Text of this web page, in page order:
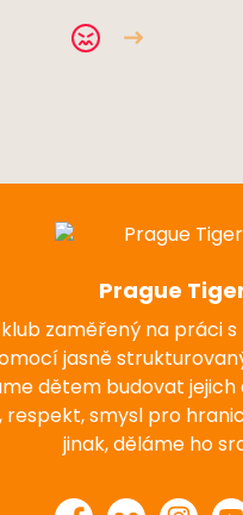
Prague
zaměřený na práci
jasně
dětem budovat
smysl pro
jinak, děláme ho